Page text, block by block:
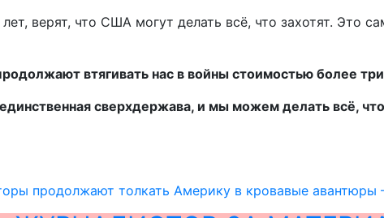
верят, что США могут делать всё, что захотят. Это
втягивать нас в войны стоимостью более
сверхдержава, и мы можем делать всё,
продолжают толкать Америку в кровавые